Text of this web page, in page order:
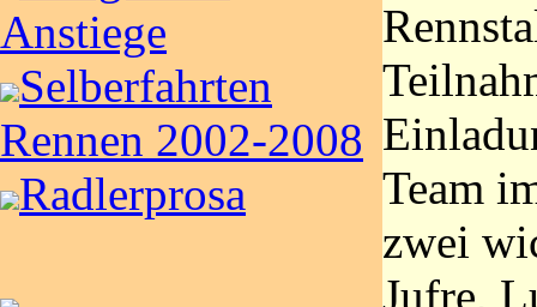
Anstiege
Selberfahrten
Rennen 2002-2008
Radlerprosa
Team
zwei
Jufre,